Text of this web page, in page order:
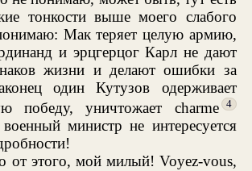
тонкости выше моего слабого
Мак теряет целую армию,
и эрцгерцог Карл не дают
жизни и делают ошибки за
один Кутузов одерживает
победу, уничтожает charme
4
министр не интересуется
этого, мой милый! Voyez-vous,